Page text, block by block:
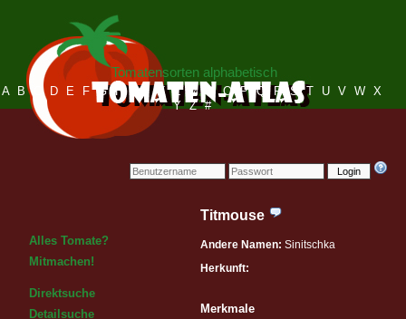
Login
Tomatensorten alphabetisch
A B C D E F G H I J K L M N O P Q R S T U V W X
Y Z #
Alles Tomate?
Mitmachen!
Direktsuche
Detailsuche
Titmouse
Andere Namen: Sinitschka
Herkunft:
Merkmale